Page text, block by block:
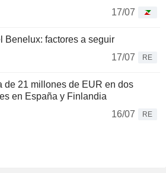
17/07
Benelux: factores a seguir
17/07
RE
de 21 millones de EUR en dos
en España y Finlandia
16/07
RE